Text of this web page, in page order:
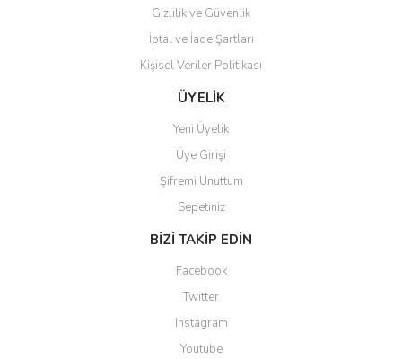
Gönder
Gizlilik ve Güvenlik
İptal ve İade Şartları
Kişisel Veriler Politikası
ÜYELİK
Yeni Üyelik
Üye Girişi
Şifremi Unuttum
Sepetiniz
BİZİ TAKİP EDİN
Facebook
Twitter
Instagram
Youtube